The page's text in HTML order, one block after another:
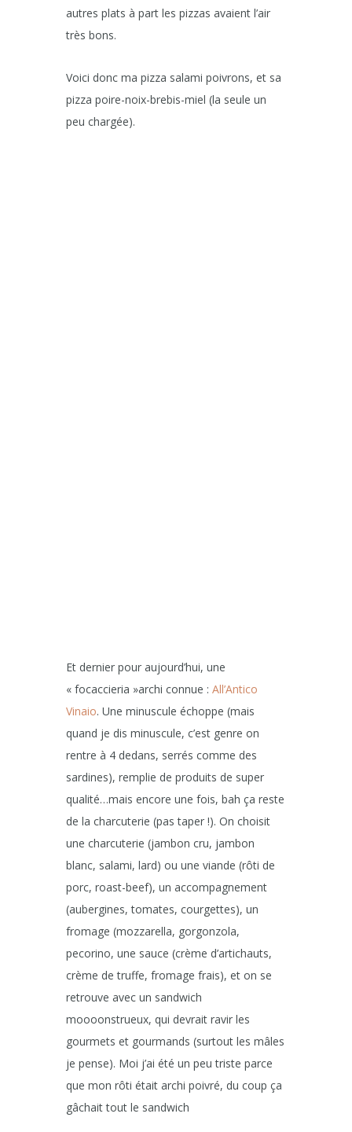
autres plats à part les pizzas avaient l’air
très bons.
Voici donc ma pizza salami poivrons, et sa
pizza poire-noix-brebis-miel (la seule un
peu chargée).
Et dernier pour aujourd’hui, une
« focaccieria »archi connue : All’Antico
Vinaio. Une minuscule échoppe (mais
quand je dis minuscule, c’est genre on
rentre à 4 dedans, serrés comme des
sardines), remplie de produits de super
qualité…mais encore une fois, bah ça reste
de la charcuterie (pas taper !). On choisit
une charcuterie (jambon cru, jambon
blanc, salami, lard) ou une viande (rôti de
porc, roast-beef), un accompagnement
(aubergines, tomates, courgettes), un
fromage (mozzarella, gorgonzola,
pecorino, une sauce (crème d’artichauts,
crème de truffe, fromage frais), et on se
retrouve avec un sandwich
moooonstrueux, qui devrait ravir les
gourmets et gourmands (surtout les mâles
je pense). Moi j’ai été un peu triste parce
que mon rôti était archi poivré, du coup ça
gâchait tout le sandwich